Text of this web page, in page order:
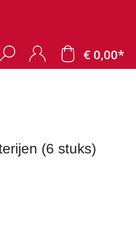
€ 0,00*
(6 stuks)